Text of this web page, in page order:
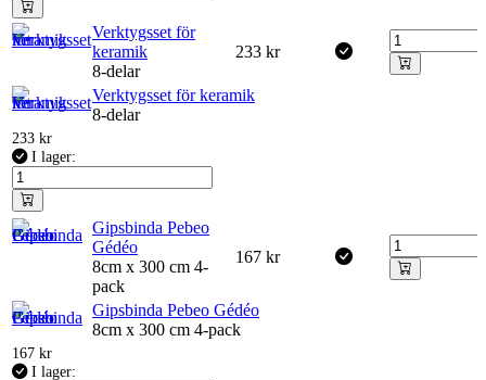
Verktygsset för
keramik
8-delar
233 kr
Verktygsset för keramik
8-delar
233 kr
I lager:
Gipsbinda Pebeo
Gédéo
8cm x 300 cm 4-
pack
167 kr
Gipsbinda Pebeo Gédéo
8cm x 300 cm 4-pack
167 kr
I lager: